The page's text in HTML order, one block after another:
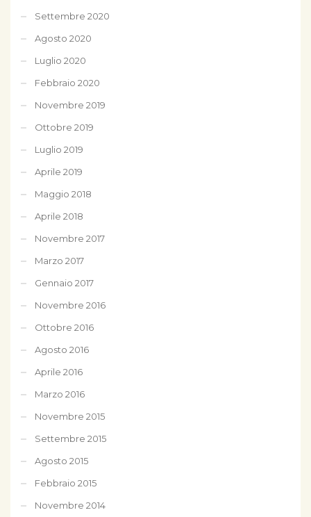
Settembre 2020
Agosto 2020
Luglio 2020
Febbraio 2020
Novembre 2019
Ottobre 2019
Luglio 2019
Aprile 2019
Maggio 2018
Aprile 2018
Novembre 2017
Marzo 2017
Gennaio 2017
Novembre 2016
Ottobre 2016
Agosto 2016
Aprile 2016
Marzo 2016
Novembre 2015
Settembre 2015
Agosto 2015
Febbraio 2015
Novembre 2014